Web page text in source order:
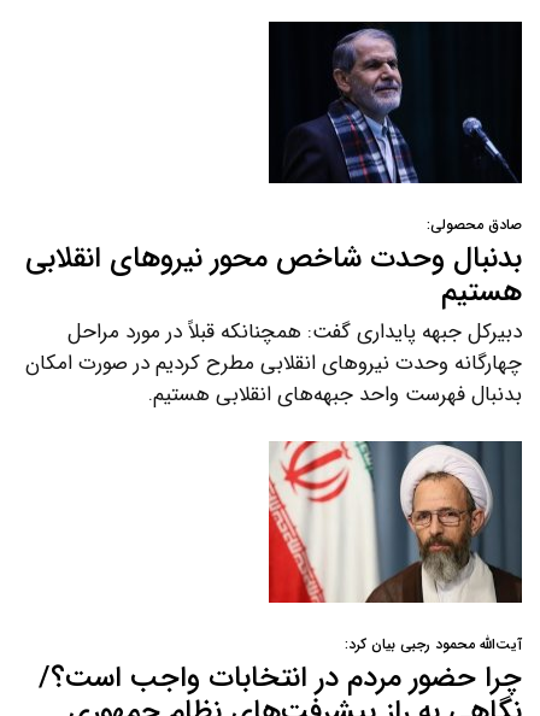
صادق محصولی:
بدنبال وحدت شاخص محور نیروهای انقلابی
هستیم
دبیرکل جبهه پایداری گفت: همچنانکه قبلاً در مورد مراحل
چهارگانه وحدت نیروهای انقلابی مطرح کردیم در صورت امکان
بدنبال فهرست واحد جبهه‌های انقلابی هستیم.
آیت‌الله محمود رجبی بیان کرد:
چرا حضور مردم در انتخابات واجب است؟/